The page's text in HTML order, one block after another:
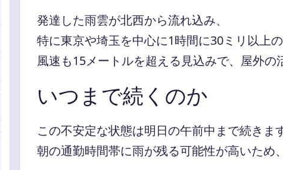
発達した雨雲が北西から流れ込み、
特に東京や埼玉を中心に1時間に30ミリ以上
風速も15メートルを超える見込みで、屋外の
いつまで続くのか
この不安定な状態は明日の午前中まで続きます
朝の通勤時間帯に雨が残る可能性が高いため